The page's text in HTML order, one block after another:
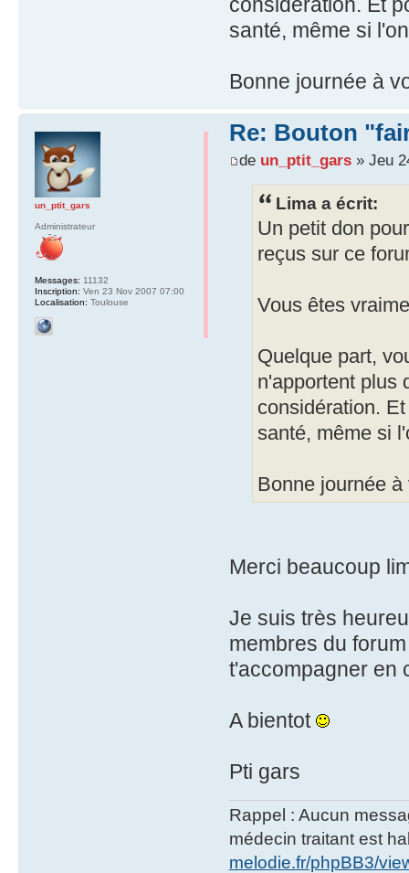
santé, même si
Bonne journée à
Re: Bouton
de un_ptit_gars» Jeu
Lima a écrit:
Un petit don
reçus sur ce
Vous êtes
Quelque part,
n'apportent plus
considération.
santé, même si
Bonne journée
Merci beaucoup
Je suis très
membres du
t'accompagner en
A bientot
Pti gars
Rappel : Aucun
médecin traitant est
melodie.fr/phpBB3/
un_ptit_gars
Administrateur
Messages: 11132
Inscription: Ven 23 Nov 2007 07:00
Localisation: Toulouse